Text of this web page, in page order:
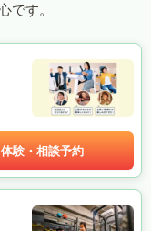
です。
体験・相談予約